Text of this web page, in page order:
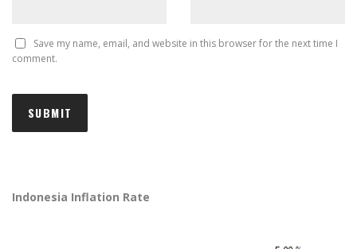
Save my name, email, and website in this browser for the next time I
comment.
Indonesia Inflation Rate